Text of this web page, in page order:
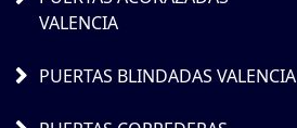
VALENCIA
PUERTAS BLINDADAS VALENCIA